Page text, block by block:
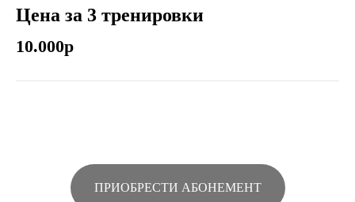
Цена за 3 тренировки
10.000р
ПРИОБРЕСТИ АБОНЕМЕНТ